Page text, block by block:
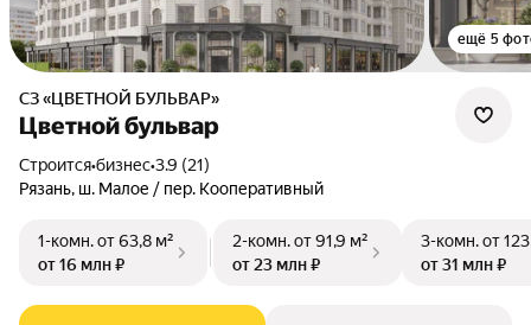
ещё 5
СЗ «ЦВЕТНОЙ БУЛЬВАР»
Цветной бульвар
Строится•бизнес•3.9 (21)
Рязань, ш. Малое / пер. Кооперативный
1-комн.от 63,8 м²
от 16 млн ₽
2-комн.от 91,9 м²
от 23 млн ₽
3-комн.от
от 31 млн ₽